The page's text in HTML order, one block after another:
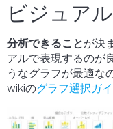
ビジュア
分析できることが決
アルで表現するのが
うなグラフが最適な
wikiのグラフ選択ガ